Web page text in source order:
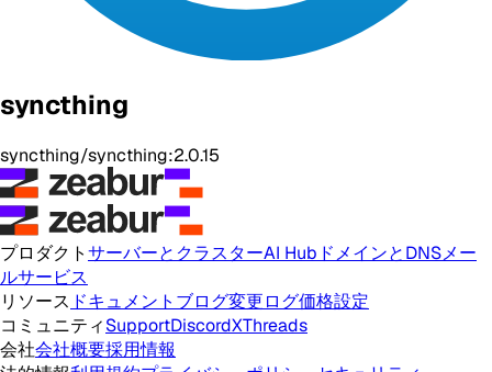
syncthing
syncthing/syncthing:2.0.15
プロダクトサーバーとクラスターAI Hub ドメインとDNSメー
ルサービス
リソース ドキュメント ブログ変更ログ価格設定
コミュニティSupportDiscordXThreads
会社会社概要採用情報